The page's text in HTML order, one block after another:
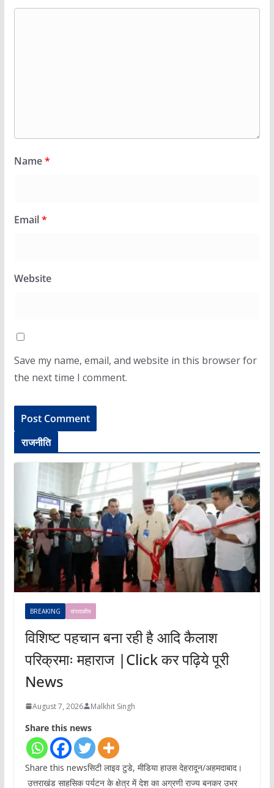
Name*
Email*
Website
Save my name, email, and website in this browser for
the next time I comment.
राजनीति
BREAKING संपादकीय
विशिष्ट पहचान बना रही है आदि कैलाश
परिक्रमाः महाराज |Click कर पढ़िये पूरी
News
August 7, 2026 Malkhit Singh
Share this news
Share this newsसिटी लाइव टुडे, मीडिया हाउस देहरादून/अहमदाबाद।
उत्तराखंड साहसिक पर्यटन के क्षेत्र में देश का अग्रणी राज्य बनकर उभर